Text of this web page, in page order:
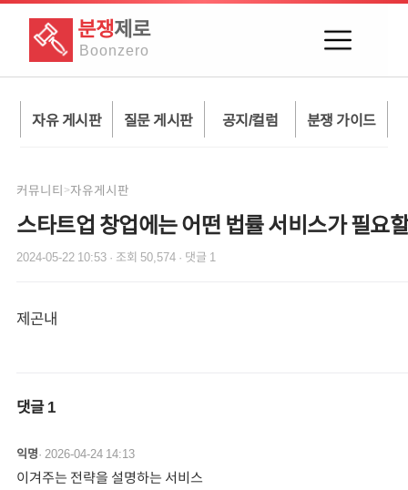
분쟁제로
Boonzero
자유 게시판 질문 게시판 공지/컬럼 분쟁 가이드
커뮤니티>자유게시판
스타트업 창업에는 어떤 법률 서비스가 필요
2024-05-22 10:53 · 조회 50,574 · 댓글 1
제곤내
댓글1
익명· 2026-04-24 14:13
이겨주는 전략을 설명하는 서비스